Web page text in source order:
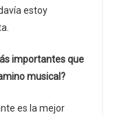
estoy
importantes que
musical?
es la mejor